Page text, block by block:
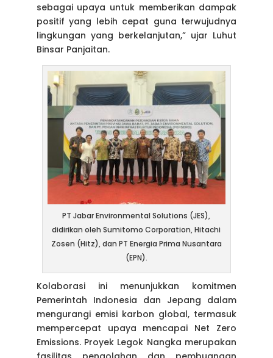
sebagai upaya untuk memberikan dampak
positif yang lebih cepat guna terwujudnya
lingkungan yang berkelanjutan,” ujar Luhut
Binsar Panjaitan.
PT Jabar Environmental Solutions (JES),
didirikan oleh Sumitomo Corporation, Hitachi
Zosen (Hitz), dan PT Energia Prima Nusantara
(EPN).
Kolaborasi ini menunjukkan komitmen
Pemerintah Indonesia dan Jepang dalam
mengurangi emisi karbon global, termasuk
mempercepat upaya mencapai Net Zero
Emissions. Proyek Legok Nangka merupakan